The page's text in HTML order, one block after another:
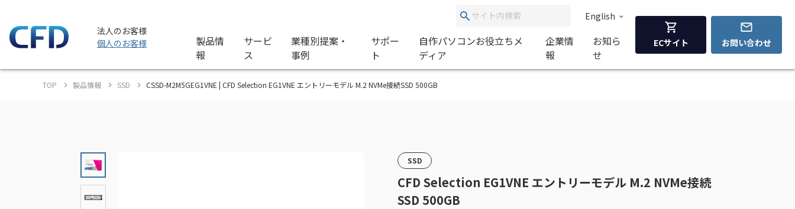
法人のお客様
個人のお客様
English
製品情
報
サービ
ス
業種別提案・
事例
サポー
ト
自作パソコンお役立ちメ
ディア
企業情
報
お知ら
せ
ECサイト お問い合わせ
TOP 製品情報 SSD CSSD-M2M5GEG1VNE | CFD Selection EG1VNE エントリーモデル M.2 NVMe接続SSD 500GB
SSD
CFD Selection EG1VNE エントリーモデル M.2 NVMe接続
SSD 500GB